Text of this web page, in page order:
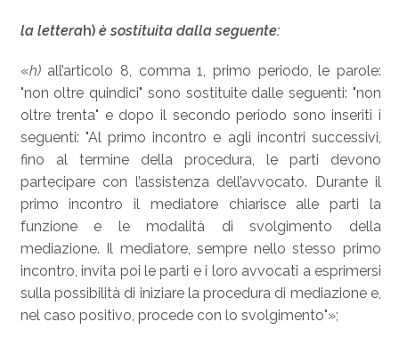
la letterah) è sostituita dalla seguente:
«h)all’articolo 8, comma 1, primo periodo, le parole:
"non oltre quindici" sono sostituite dalle seguenti: "non
oltre trenta" e dopo il secondo periodo sono inseriti i
seguenti: "Al primo incontro e agli incontri successivi,
fino al termine della procedura, le parti devono
partecipare con l’assistenza dell’avvocato. Durante il
primo incontro il mediatore chiarisce alle parti la
funzione e le modalità di svolgimento della
mediazione. Il mediatore, sempre nello stesso primo
incontro, invita poi le parti e i loro avvocati a esprimersi
sulla possibilità di iniziare la procedura di mediazione e,
nel caso positivo, procede con lo svolgimento"»;